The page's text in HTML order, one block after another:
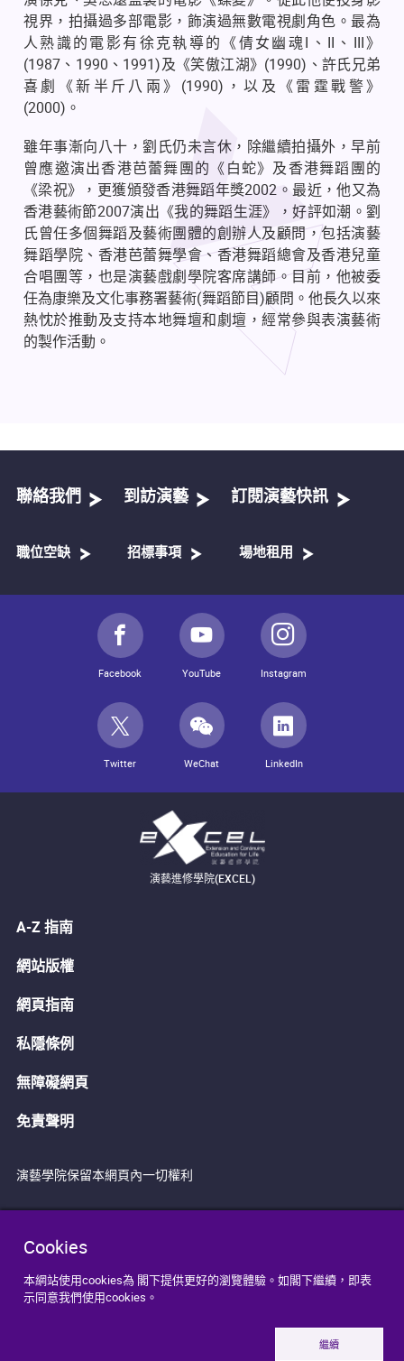
Cookies
本網站使用cookies為 閣下提供更好的瀏覽體驗。如閣下繼續，即表
示同意我們使用cookies。
繼續
視界，拍攝過多部電影，飾演過無數電視劇角色。最為
人熟識的電影有徐克執導的《倩女幽魂I 、 II 、 III》
(1987 、 1990 、 1991)及《笑傲江湖》 (1990) 、許氏兄弟
喜劇《新半斤八兩》 (1990) ，以及《雷霆戰警》
(2000) 。
雖年事漸向八十，劉氏仍未言休，除繼續拍攝外，早前
曾應邀演出香港芭蕾舞團的《白蛇》及香港舞蹈團的
《梁祝》，更獲頒發香港舞蹈年獎2002 。最近，他又為
香港藝術節2007演出《我的舞蹈生涯》，好評如潮。劉
氏曾任多個舞蹈及藝術團體的創辦人及顧問，包括演藝
舞蹈學院、香港芭蕾舞學會、香港舞蹈總會及香港兒童
合唱團等，也是演藝戲劇學院客席講師。目前，他被委
任為康樂及文化事務署藝術(舞蹈節目)顧問。他長久以來
熱忱於推動及支持本地舞壇和劇壇，經常參與表演藝術
的製作活動。
聯絡我們 到訪演藝 訂閱演藝快訊
職位空缺 招標事項 場地租用
Facebook YouTube Instagram
Twitter WeChat LinkedIn
演藝進修學院(EXCEL)
A-Z 指南
網站版權
網頁指南
私隱條例
無障礙網頁
免責聲明
演藝學院保留本網頁內一切權利